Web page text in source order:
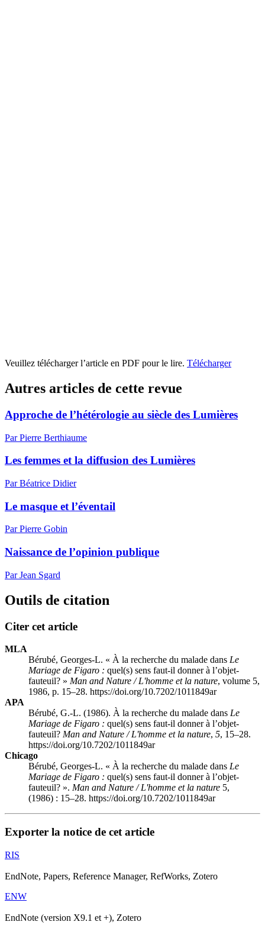
Veuillez télécharger l’article en PDF pour le lire. Télécharger
Autres articles de cette revue
Approche de l’hétérologie au siècle des Lumières
Par Pierre Berthiaume
Les femmes et la diffusion des Lumières
Par Béatrice Didier
Le masque et l’éventail
Par Pierre Gobin
Naissance de l’opinion publique
Par Jean Sgard
Outils de citation
Citer cet article
MLA
Bérubé, Georges-L. « À la recherche du malade dans Le
Mariage de Figaro : quel(s) sens faut-il donner à l’objet-
fauteuil? » Man and Nature / L'homme et la nature, volume 5,
1986, p. 15–28. https://doi.org/10.7202/1011849ar
APA
Bérubé, G.-L. (1986). À la recherche du malade dans Le
Mariage de Figaro : quel(s) sens faut-il donner à l’objet-
fauteuil? Man and Nature / L'homme et la nature, 5, 15–28.
https://doi.org/10.7202/1011849ar
Chicago
Bérubé, Georges-L. « À la recherche du malade dans Le
Mariage de Figaro : quel(s) sens faut-il donner à l’objet-
fauteuil? ». Man and Nature / L'homme et la nature 5,
(1986) : 15–28. https://doi.org/10.7202/1011849ar
Exporter la notice de cet article
RIS
EndNote, Papers, Reference Manager, RefWorks, Zotero
ENW
EndNote (version X9.1 et +), Zotero